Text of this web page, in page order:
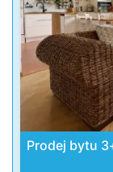
Prodej bytu